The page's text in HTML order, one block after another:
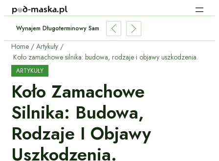
Serwisową Używanego Samochodu W ASO?
Home
Artykuły
Koło zamachowe silnika: budowa, rodzaje i objawy uszkodzenia.
ARTYKUŁY
Koło Zamachowe
Silnika: Budowa,
Rodzaje I Objawy
Uszkodzenia.